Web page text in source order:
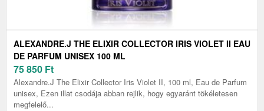
ALEXANDRE.J THE ELIXIR COLLECTOR IRIS VIOLET II EAU
DE PARFUM UNISEX 100 ML
75 850 Ft
Alexandre.J The Elixir Collector Iris Violet II, 100 ml, Eau de Parfum
unisex, Ezen illat csodája abban rejlik, hogy egyaránt tökéletesen
megfelelő...